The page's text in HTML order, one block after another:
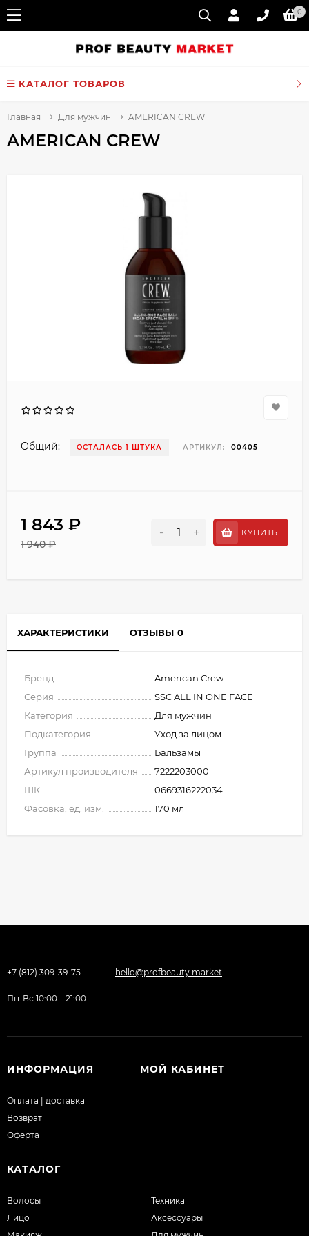
0
КАТАЛОГ ТОВАРОВ
Главная Для мужчин AMERICAN CREW
AMERICAN CREW
Общий: ОСТАЛАСЬ 1 ШТУКА АРТИКУЛ: 00405
1 843 ₽
1 940 ₽
- + КУПИТЬ
ХАРАКТЕРИСТИКИ ОТЗЫВЫ 0
Бренд
American Crew
Серия
SSC ALL IN ONE FACE
Категория
Для мужчин
Подкатегория
Уход за лицом
Группа
Бальзамы
Артикул производителя
7222203000
ШК
0669316222034
Фасовка, ед. изм.
170 мл
+7 (812) 309-39-75 hello@profbeauty.market
Пн-Вс 10:00—21:00
ИНФОРМАЦИЯ
Оплата | доставка
Возврат
Оферта
МОЙ КАБИНЕТ
КАТАЛОГ
Волосы
Лицо
Техника
Аксессуары